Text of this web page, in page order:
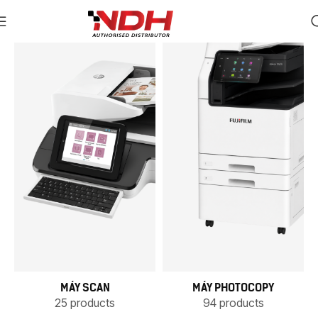
MÁY SCAN
25 products
MÁY PHOTOCOPY
94 products